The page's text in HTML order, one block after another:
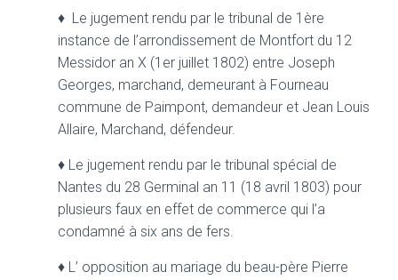
♦ Le jugement rendu par le tribunal de 1ère
instance de l’arrondissement de Montfort du 12
Messidor an X (1er juillet 1802) entre Joseph
Georges, marchand, demeurant à Fourneau
commune de Paimpont, demandeur et Jean Louis
Allaire, Marchand, défendeur.
♦ Le jugement rendu par le tribunal spécial de
Nantes du 28 Germinal an 11 (18 avril 1803) pour
plusieurs faux en effet de commerce qui l’a
condamné à six ans de fers.
♦ L’ opposition au mariage du beau-père Pierre